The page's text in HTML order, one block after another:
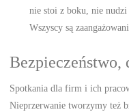
nie stoi z boku, nie nudzi
Wszyscy są
Bezpieczeństwo,
Spotkania dla firm i ich
Nieprzerwanie tworzymy też